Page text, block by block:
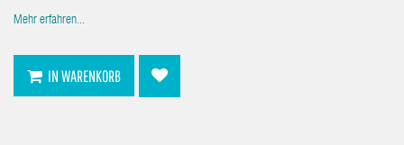
Mehr erfahren...
IN WARENKORB